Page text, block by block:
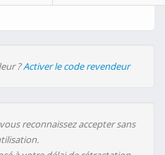
?Activer le code revendeur
reconnaissez accepter sans